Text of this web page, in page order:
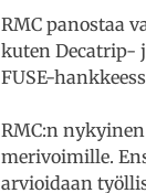
RMC panostaa
kuten Decatrip-
FUSE-
RMC:n
merivoimille.
arvioidaan